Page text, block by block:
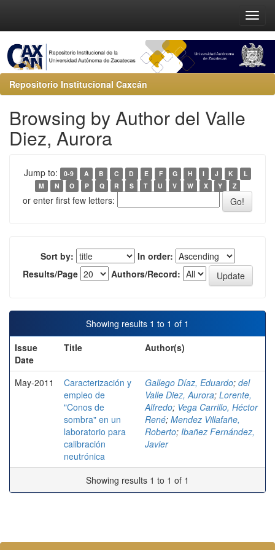
Repositorio Institucional Caxcán
Browsing by Author del Valle
Diez, Aurora
Jump to: 0-9 A B C D E F G H I J K
L
M
N O P Q R S T U V W X Y Z
or enter first few letters:
Sort by:
In order:
Results/Page
Authors/Record:
Showing results 1 to 1 of 1
Issue
Date
Title Author(s)
May-2011
Caracterización y
empleo de
"Conos de
sombra" en un
laboratorio para
calibración
neutrónica
Gallego Díaz, Eduardo; del
Valle Diez, Aurora; Lorente,
Alfredo; Vega Carrillo, Héctor
René; Mendez Villafañe,
Roberto; Ibañez Fernández,
Javier
Showing results 1 to 1 of 1